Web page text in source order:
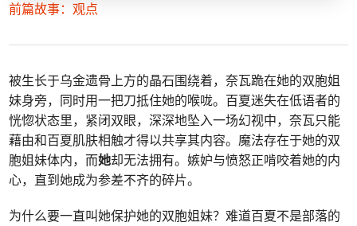
前篇故事：观点
被生长于乌金遗骨上方的晶石围绕着，奈瓦跪在她的双胞姐
妹身旁，同时用一把刀抵住她的喉咙。百夏迷失在低语者的
恍惚状态里，紧闭双眼，深深地坠入一场幻视中，奈瓦只能
藉由和百夏肌肤相触才得以共享其内容。魔法存在于她的双
胞姐妹体内，而她却无法拥有。嫉妒与愤怒正啃咬着她的内
心，直到她成为参差不齐的碎片。
为什么要一直叫她保护她的双胞姐妹？难道百夏不是部落的